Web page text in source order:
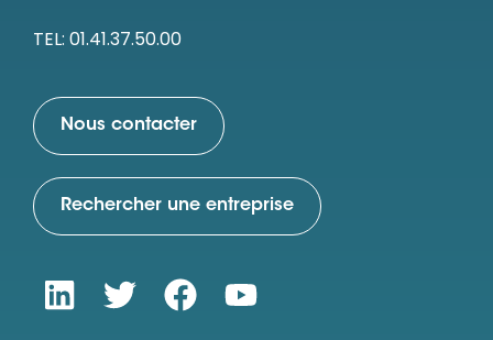
TEL: 01.41.37.50.00
Nous contacter
Rechercher une entreprise